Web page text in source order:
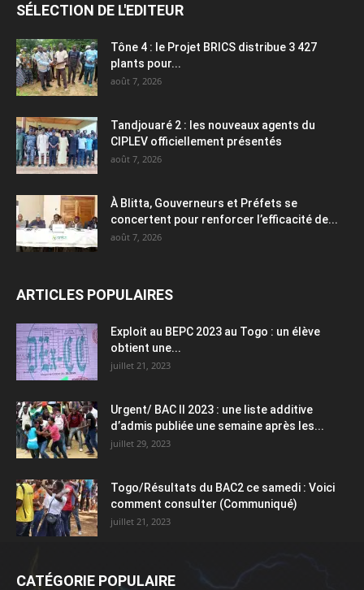
SÉLECTION DE L'EDITEUR
Tône 4 : le Projet BRICS distribue 3 427
plants pour...
août 7, 2026
Tandjouaré 2 : les nouveaux agents du
CIPLEV officiellement présentés
août 7, 2026
À Blitta, Gouverneurs et Préfets se
concertent pour renforcer l’efficacité de...
août 7, 2026
ARTICLES POPULAIRES
Exploit au BEPC 2023 au Togo : un élève
obtient une...
juillet 21, 2023
Urgent/ BAC II 2023 : une liste additive
d’admis publiée une semaine après les...
juillet 29, 2023
Togo/Résultats du BAC2 ce samedi : Voici
comment consulter (Communiqué)
juillet 21, 2023
CATÉGORIE POPULAIRE